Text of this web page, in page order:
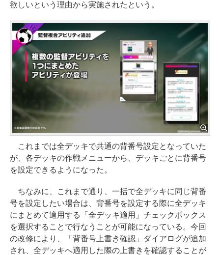
欲しいという理由から実施されたという。
これまでは全デッキで共通の背番号設定となっていた
が、各デッキの作戦メニューから、デッキごとに背番号
を設定できるようになった。
ちなみに、これまで通り、一括で全デッキに同じ背番
号を設定したい場合は、背番号を設定する際に全デッキ
にまとめて適用する「全デッキ適用」チェックボックス
を選択することで行なうことが可能になっている。今回
の改修により、「背番号上書き確認」ダイアログが追加
され、全デッキへ適用した際の上書きを確認することが